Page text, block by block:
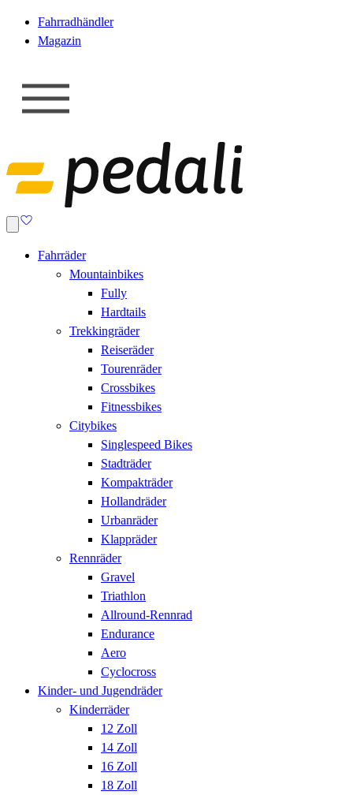
Fahrradhändler
Magazin
Fahrräder
Mountainbikes
Fully
Hardtails
Trekkingräder
Reiseräder
Tourenräder
Crossbikes
Fitnessbikes
Citybikes
Singlespeed Bikes
Stadträder
Kompakträder
Hollandräder
Urbanräder
Klappräder
Rennräder
Gravel
Triathlon
Allround-Rennrad
Endurance
Aero
Cyclocross
Kinder- und Jugendräder
Kinderräder
12 Zoll
14 Zoll
16 Zoll
18 Zoll